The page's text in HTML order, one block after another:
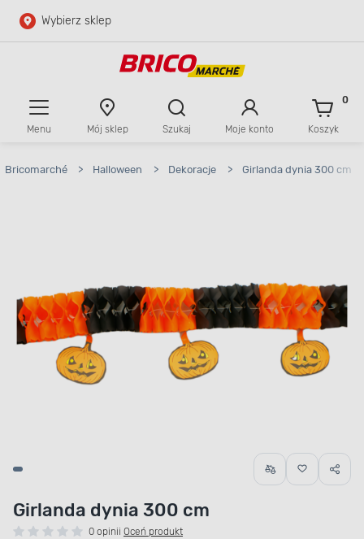
Przejdź do głównej zawartości
Wybierz sklep
Menu Mój sklep Szukaj Moje konto Koszyk
0
Bricomarché > Halloween > Dekoracje > Girlanda dynia 300 cm
Girlanda dynia 300 cm
0 opinii Oceń produkt